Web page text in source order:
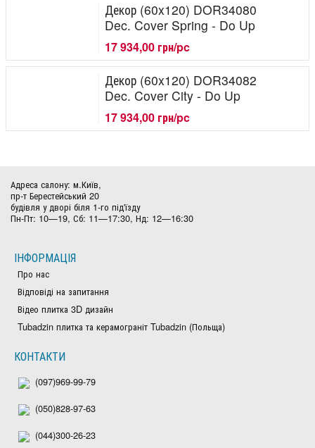
Декор (60x120) DOR34080
Dec. Cover Spring - Do Up
17 934,00 грн/pc
Декор (60x120) DOR34082
Dec. Cover City - Do Up
17 934,00 грн/pc
Адреса салону: м.Київ,
пр-т Берестейський 20
будівля у дворі біля 1-го під'їзду
Пн-Пт: 10—19, Сб: 11—17:30, Нд: 12—16:30
ІНФОРМАЦІЯ
Про нас
Відповіді на запитання
Відео плитка 3D дизайн
Tubadzin плитка та керамограніт Tubadzin (Польща)
КОНТАКТИ
(097)969-99-79
(050)828-97-63
(044)300-26-23